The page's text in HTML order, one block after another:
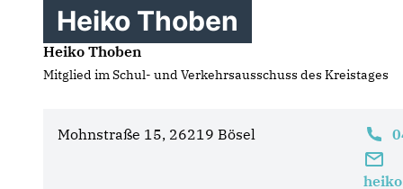
Heiko Thoben
Heiko Thoben
Mitglied im Schul- und Verkehrsausschuss des Kreistages
Mohnstraße 15, 26219 Bösel